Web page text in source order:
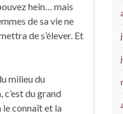
hein… mais
de sa vie ne
de s’élever. Et
milieu du
du grand
le connaît et la